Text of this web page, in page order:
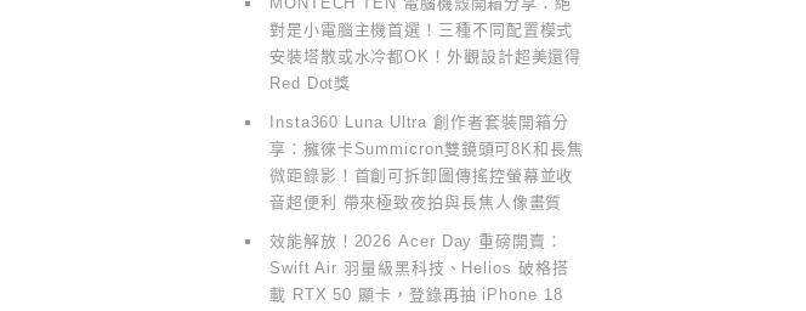
對是小電腦主機首選！三種不同配置模式
安裝塔散或水冷都OK！外觀設計超美還得
Red Dot獎
Insta360 Luna Ultra 創作者套裝開箱分
享：擁徠卡Summicron雙鏡頭可8K和長焦
微距錄影！首創可拆卸圖傳搖控螢幕並收
音超便利 帶來極致夜拍與長焦人像畫質
效能解放！2026 Acer Day 重磅開賣：
Swift Air 羽量級黑科技、Helios 破格搭
載 RTX 50 顯卡，登錄再抽 iPhone 18